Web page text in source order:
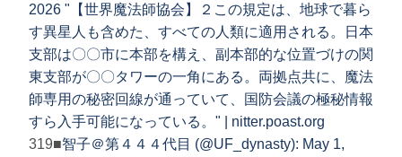
2026 "【世界魔法師協会】２この規定は、地球で暮ら
す異星人も含めた、すべての人類に適用される。日本
支部は〇〇市に本部を構え、副本部的な位置づけの関
東支部が〇〇タワーの一角にある。両拠点共に、魔法
師専用の秘密回線が通っていて、国防会議の極秘情報
すら入手可能になっている。" | nitter.poast.org
319■智子＠第４４４代目 (@UF_dynasty): May 1,